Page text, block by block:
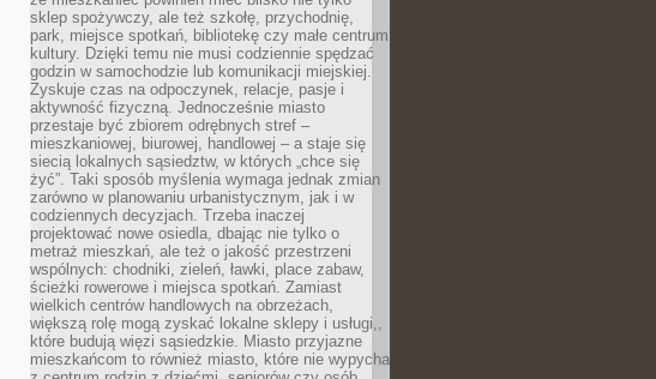
sklep spożywczy, ale też szkołę, przychodnię,
park, miejsce spotkań, bibliotekę czy małe centrum
kultury. Dzięki temu nie musi codziennie spędzać
godzin w samochodzie lub komunikacji miejskiej.
Zyskuje czas na odpoczynek, relacje, pasje i
aktywność fizyczną. Jednocześnie miasto
przestaje być zbiorem odrębnych stref –
mieszkaniowej, biurowej, handlowej – a staje się
siecią lokalnych sąsiedztw, w których „chce się
żyć”. Taki sposób myślenia wymaga jednak zmian
zarówno w planowaniu urbanistycznym, jak i w
codziennych decyzjach. Trzeba inaczej
projektować nowe osiedla, dbając nie tylko o
metraż mieszkań, ale też o jakość przestrzeni
wspólnych: chodniki, zieleń, ławki, place zabaw,
ścieżki rowerowe i miejsca spotkań. Zamiast
wielkich centrów handlowych na obrzeżach,
większą rolę mogą zyskać lokalne sklepy i usługi,,
które budują więzi sąsiedzkie. Miasto przyjazne
mieszkańcom to również miasto, które nie wypycha